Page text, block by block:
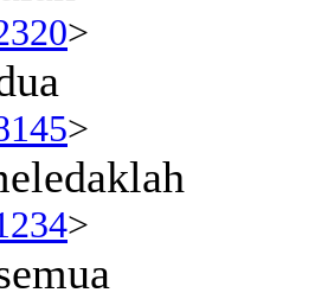
>
>
>